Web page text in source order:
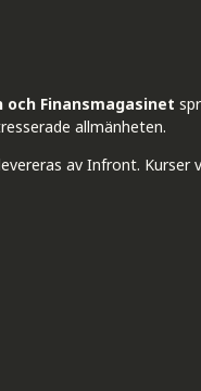
och Finansmagasinet
allmänheten.
av Infront. Kurser